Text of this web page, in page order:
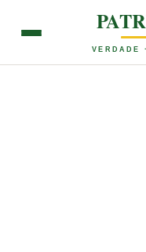
VERDADE